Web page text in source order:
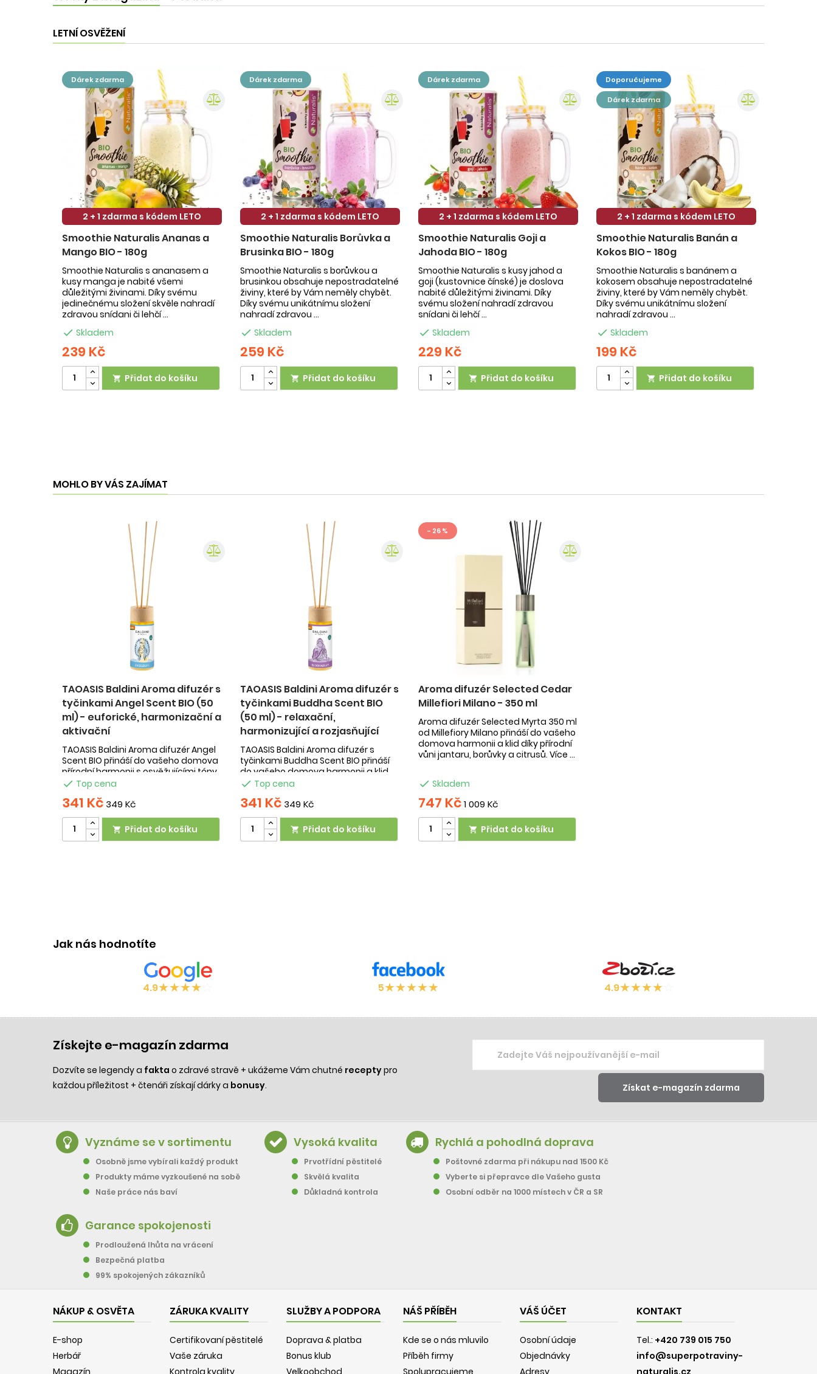
LETNÍ OSVĚŽENÍ
dárek zdarma
2 + 1 zdarma s kódem LETO
Smoothie Naturalis Ananas a
Mango BIO - 180g
Smoothie Naturalis s ananasem a
kusy manga je nabité všemi
důležitými živinami. Díky svému
jedinečnému složení skvěle nahradí
zdravou snídani či lehčí ...
 Skladem
239 Kč
 Přidat do košíku
dárek zdarma
2 + 1 zdarma s kódem LETO
Smoothie Naturalis Borůvka a
Brusinka BIO - 180g
Smoothie Naturalis s borůvkou a
brusinkou obsahuje nepostradatelné
živiny, které by Vám neměly chybět.
Díky svému unikátnímu složení
nahradí zdravou ...
 Skladem
259 Kč
 Přidat do košíku
dárek zdarma
2 + 1 zdarma s kódem LETO
Smoothie Naturalis Goji a
Jahoda BIO - 180g
Smoothie Naturalis s kusy jahod a
goji (kustovnice čínské) je doslova
nabité důležitými živinami. Díky
svému složení nahradí zdravou
snídani či lehčí ...
 Skladem
229 Kč
 Přidat do košíku
doporučujeme
dárek zdarma
2 + 1 zdarma s kódem LETO
Smoothie Naturalis Banán a
Kokos BIO - 180g
Smoothie Naturalis s banánem a
kokosem obsahuje nepostradatelné
živiny, které by Vám neměly chybět.
Díky svému unikátnímu složení
nahradí zdravou ...
 Skladem
199 Kč
 Přidat do košíku
MOHLO BY VÁS ZAJÍMAT
TAOASIS Baldini Aroma difuzér s
tyčinkami Angel Scent BIO (50
ml) - euforické, harmonizační a
aktivační
TAOASIS Baldini Aroma difuzér Angel
Scent BIO přináší do vašeho domova
přírodní harmonii s osvěžujícími tóny
grapefruitu, tonky a limety. Tento ...
 Top cena
341 Kč 349 Kč
 Přidat do košíku
TAOASIS Baldini Aroma difuzér s
tyčinkami Buddha Scent BIO
(50 ml) - relaxační,
harmonizující a rozjasňující
TAOASIS Baldini Aroma difuzér s
tyčinkami Buddha Scent BIO přináší
do vašeho domova harmonii a klid
prostřednictvím pečlivě vybraných
bio esenciálních ...
 Top cena
341 Kč 349 Kč
 Přidat do košíku
- 26 %
Aroma difuzér Selected Cedar
Millefiori Milano - 350 ml
Aroma difuzér Selected Myrta 350 ml
od Millefiory Milano přináší do vašeho
domova harmonii a klid díky přírodní
vůni jantaru, borůvky a citrusů. Více ...
 Skladem
747 Kč1 009 Kč
 Přidat do košíku
Jak nás hodnotíte
4.9★★★★ 5★★★★★ 4.9★★★★
Získejte e-magazín zdarma
Dozvíte se legendy a fakta o zdravé stravě + ukážeme Vám chutné receptypro
každou příležitost + čtenáři získají dárky a bonusy.
Vyznáme se v sortimentu
Osobně jsme vybírali každý produkt
Produkty máme vyzkoušené na sobě
Naše práce nás baví
Vysoká kvalita
Prvotřídní pěstitelé
Skvělá kvalita
Důkladná kontrola
Rychlá a pohodlná doprava
Poštovné zdarma při nákupu nad 1500 Kč
Vyberte si přepravce dle Vašeho gusta
Osobní odběr na 1000 místech v ČR a SR
Garance spokojenosti
Prodloužená lhůta na vrácení
Bezpečná platba
99% spokojených zákazníků
NÁKUP & OSVĚTA
E-shop
Herbář
Magazín
ZÁRUKA KVALITY
Certifikovaní pěstitelé
Vaše záruka
Kontrola kvality
SLUŽBY A PODPORA
Doprava & platba
Bonus klub
Velkoobchod
NÁŠ PŘÍBĚH
Kde se o nás mluvilo
Příběh firmy
Spolupracujeme
VÁŠ ÚČET
Osobní údaje
Objednávky
Adresy
KONTAKT
Tel.: +420 739 015 750
info@superpotraviny-
naturalis.cz